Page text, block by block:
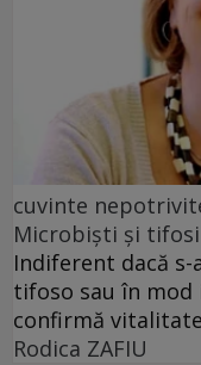
cuvinte
Microbiști și tifosi
Indiferent dacă
tifoso sau în
confirmă
Rodica ZAFIU